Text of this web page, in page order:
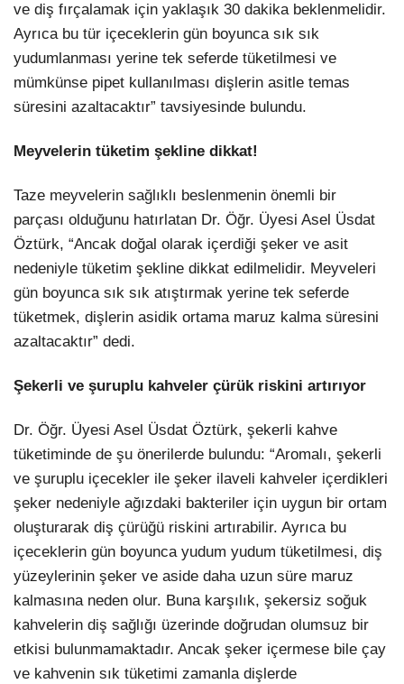
ve diş fırçalamak için yaklaşık 30 dakika beklenmelidir.
Ayrıca bu tür içeceklerin gün boyunca sık sık
yudumlanması yerine tek seferde tüketilmesi ve
mümkünse pipet kullanılması dişlerin asitle temas
süresini azaltacaktır” tavsiyesinde bulundu.
Meyvelerin tüketim şekline dikkat!
Taze meyvelerin sağlıklı beslenmenin önemli bir
parçası olduğunu hatırlatan Dr. Öğr. Üyesi Asel Üsdat
Öztürk, “Ancak doğal olarak içerdiği şeker ve asit
nedeniyle tüketim şekline dikkat edilmelidir. Meyveleri
gün boyunca sık sık atıştırmak yerine tek seferde
tüketmek, dişlerin asidik ortama maruz kalma süresini
azaltacaktır” dedi.
Şekerli ve şuruplu kahveler çürük riskini artırıyor
Dr. Öğr. Üyesi Asel Üsdat Öztürk, şekerli kahve
tüketiminde de şu önerilerde bulundu: “Aromalı, şekerli
ve şuruplu içecekler ile şeker ilaveli kahveler içerdikleri
şeker nedeniyle ağızdaki bakteriler için uygun bir ortam
oluşturarak diş çürüğü riskini artırabilir. Ayrıca bu
içeceklerin gün boyunca yudum yudum tüketilmesi, diş
yüzeylerinin şeker ve aside daha uzun süre maruz
kalmasına neden olur. Buna karşılık, şekersiz soğuk
kahvelerin diş sağlığı üzerinde doğrudan olumsuz bir
etkisi bulunmamaktadır. Ancak şeker içermese bile çay
ve kahvenin sık tüketimi zamanla dişlerde